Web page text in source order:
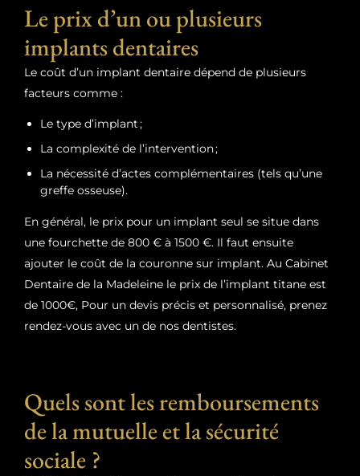
Le prix d’un ou plusieurs
implants dentaires
Le coût d’un implant dentaire dépend de plusieurs
facteurs comme :
Le type d’implant ;
La complexité de l’intervention ;
La nécessité d’actes complémentaires (tels qu’une
greffe osseuse).
En général, le prix pour un implant seul se situe dans
une fourchette de 800 € à 1500 €. Il faut ensuite
ajouter le coût de la couronne sur implant. Au Cabinet
Dentaire de la Madeleine le prix de l’implant titane est
de 1000€, Pour un devis précis et personnalisé, prenez
rendez-vous avec un de nos dentistes.
Quels sont les remboursements
de la mutuelle et la sécurité
sociale ?